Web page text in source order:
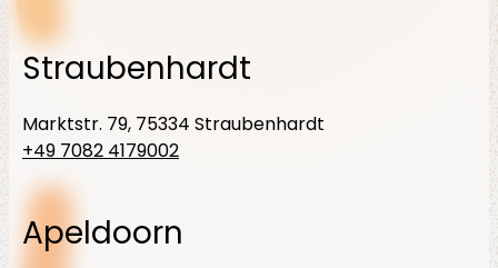
uns
Straubenhardt
Marktstr. 79, 75334 Straubenhardt
+49 7082 4179002
Apeldoorn